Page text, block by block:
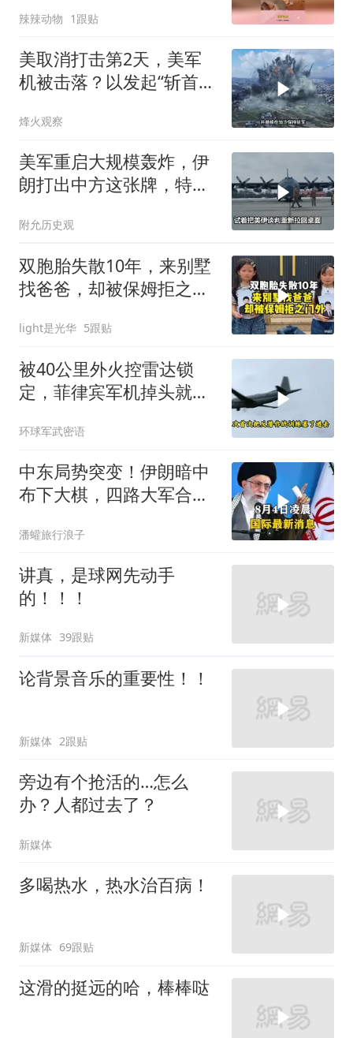
辣辣动物 1跟贴
美取消打击第2天，美军
机被击落？以发起“斩首行
烽火观察
美军重启大规模轰炸，伊
朗打出中方这张牌，特朗
附允历史观
双胞胎失散10年，来别墅
找爸爸，却被保姆拒之门
light是光华 5跟贴
被40公里外火控雷达锁
定，菲律宾军机掉头就
场
环球军武密语
中东局势突变！伊朗暗中
布下大棋，四路大军合
潘蠸旅行浪子
讲真，是球网先动手
的！！！
新媒体 39跟贴
论背景音乐的重要性！！
新媒体 2跟贴
旁边有个抢活的…怎么
办？人都过去了？
新媒体
多喝热水，热水治百病！
新媒体 69跟贴
这滑的挺远的哈，棒棒哒